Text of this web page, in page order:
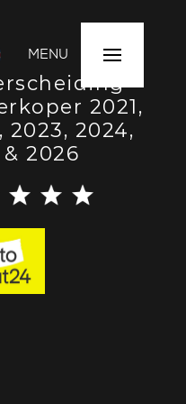
MENU
2021,
2023, 2024,
2026